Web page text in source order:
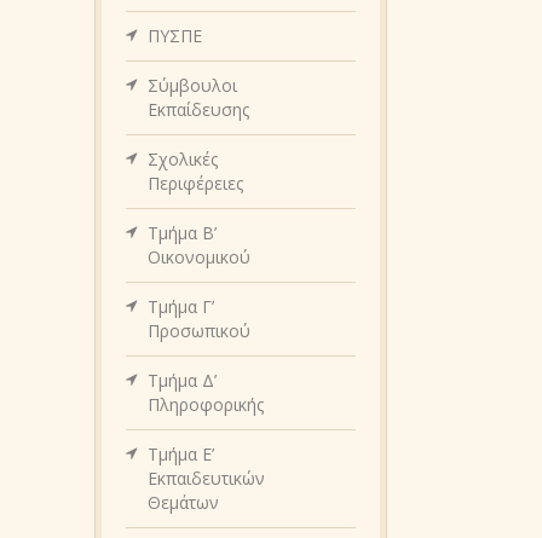
ΠΥΣΠΕ
Σύμβουλοι
Εκπαίδευσης
Σχολικές
Περιφέρειες
Τμήμα Β’
Οικονομικού
Τμήμα Γ’
Προσωπικού
Τμήμα Δ’
Πληροφορικής
Τμήμα Ε’
Εκπαιδευτικών
Θεμάτων